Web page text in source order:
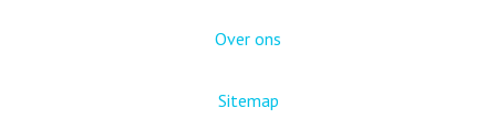
Over ons
Sitemap